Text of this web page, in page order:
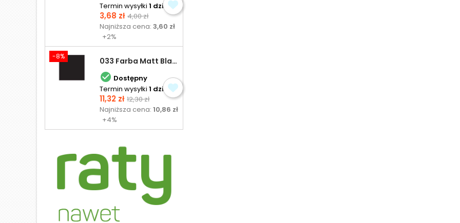
Termin wysyłki 1 dzień
Cena
3,68 zł Cena
podstawowa
4,00 zł
Najniższa cena:3,60 zł
+2%
-8% 033 Farba Matt Black - olejna
 Dostępny
Termin wysyłki 1 dzień
Cena
11,32 zł Cena
podstawowa
12,30 zł
Najniższa cena:10,86 zł
+4%